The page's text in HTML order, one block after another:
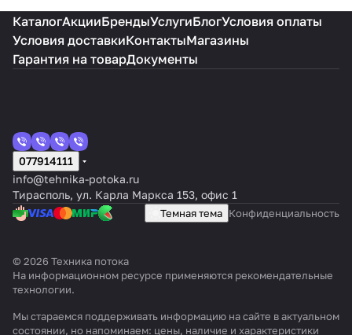
КаталогАкцииБрендыУслугиБлогУсловия оплаты
Условия доставкиКонтактыМагазины
Гарантия на товарДокументы
077914111
info@tehnika-potoka.ru
Тирасполь, ул. Карла Маркса 153, офис 1
Темная тема Конфиденциальность
© 2026 Техника потока
На информационном ресурсе применяются рекомендательные
технологии.
Мы стараемся поддерживать информацию на сайте в актуальном
состоянии, но напоминаем: цены, наличие и характеристики